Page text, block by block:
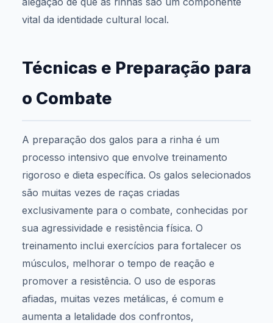
vital da identidade cultural local.
Técnicas e Preparação para
o Combate
A preparação dos galos para a rinha é um
processo intensivo que envolve treinamento
rigoroso e dieta específica. Os galos selecionados
são muitas vezes de raças criadas
exclusivamente para o combate, conhecidas por
sua agressividade e resistência física. O
treinamento inclui exercícios para fortalecer os
músculos, melhorar o tempo de reação e
promover a resistência. O uso de esporas
afiadas, muitas vezes metálicas, é comum e
aumenta a letalidade dos confrontos,